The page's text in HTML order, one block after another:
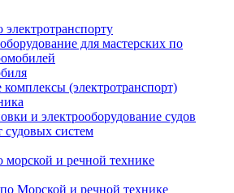
для мастерских по
(электротранспорт)
и электрооборудование судов
судовых систем
морской и речной технике
Морской и речной технике